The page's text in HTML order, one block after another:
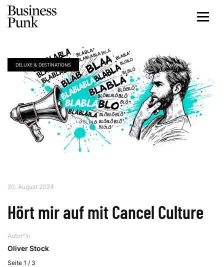
DELUXE & DESTINATIONS
20. August 2024
Hört mir auf mit Cancel Culture
Autor*in
Oliver Stock
Seite 1 / 3